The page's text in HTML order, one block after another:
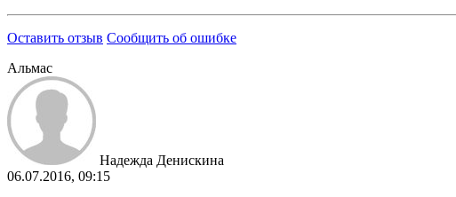
Оставить отзыв Сообщить об ошибке
Альмас
Надежда Денискина
06.07.2016, 09:15